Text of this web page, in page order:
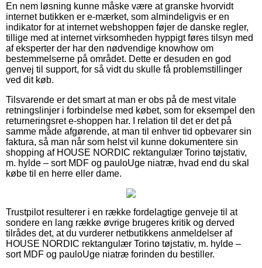
En nem løsning kunne måske være at granske hvorvidt
internet butikken er e-mærket, som almindeligvis er en
indikator for at internet webshoppen føjer de danske regler,
tillige med at internet virksomheden hyppigt føres tilsyn med
af eksperter der har den nødvendige knowhow om
bestemmelserne på området. Dette er desuden en god
genvej til support, for så vidt du skulle få problemstillinger
ved dit køb.
Tilsvarende er det smart at man er obs på de mest vitale
retningslinjer i forbindelse med købet, som for eksempel den
returneringsret e-shoppen har. I relation til det er det på
samme måde afgørende, at man til enhver tid opbevarer sin
faktura, så man når som helst vil kunne dokumentere sin
shopping af HOUSE NORDIC rektangulær Torino tøjstativ,
m. hylde – sort MDF og pauloUge niatræ, hvad end du skal
købe til en herre eller dame.
Trustpilot resulterer i en række fordelagtige genveje til at
sondere en lang række øvrige brugeres kritik og derved
tilrådes det, at du vurderer netbutikkens anmeldelser af
HOUSE NORDIC rektangulær Torino tøjstativ, m. hylde –
sort MDF og pauloUge niatræ forinden du bestiller.